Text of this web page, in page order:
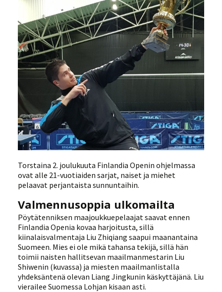
Torstaina 2. joulukuuta Finlandia Openin ohjelmassa
ovat alle 21-vuotiaiden sarjat, naiset ja miehet
pelaavat perjantaista sunnuntaihin.
Valmennusoppia ulkomailta
Pöytätenniksen maajoukkuepelaajat saavat ennen
Finlandia Openia kovaa harjoitusta, sillä
kiinalaisvalmentaja Liu Zhiqiang saapui maanantaina
Suomeen. Mies ei ole mikä tahansa tekijä, sillä hän
toimii naisten hallitsevan maailmanmestarin Liu
Shiwenin (kuvassa) ja miesten maailmanlistalla
yhdeksäntenä olevan Liang Jingkunin käskyttäjänä. Liu
vierailee Suomessa Lohjan kisaan asti.